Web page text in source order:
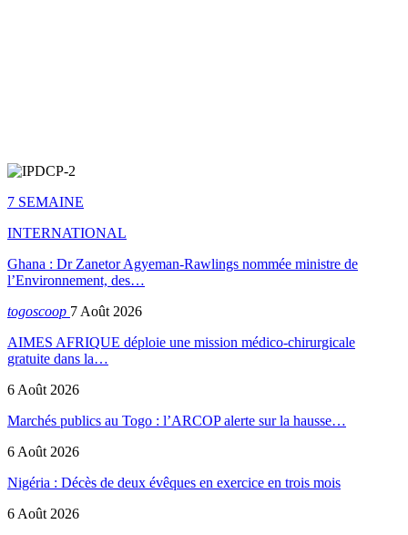
7 SEMAINE
INTERNATIONAL
Ghana : Dr Zanetor Agyeman-Rawlings nommée ministre de
l’Environnement, des…
togoscoop 7 Août 2026
AIMES AFRIQUE déploie une mission médico-chirurgicale
gratuite dans la…
6 Août 2026
Marchés publics au Togo : l’ARCOP alerte sur la hausse…
6 Août 2026
Nigéria : Décès de deux évêques en exercice en trois mois
6 Août 2026